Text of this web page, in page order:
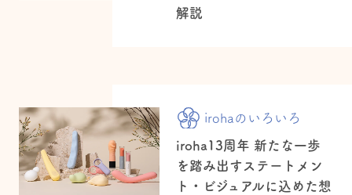
解説
irohaのいろいろ
iroha13周年 新たな一歩
を踏み出すステートメン
ト・ビジュアルに込めた想